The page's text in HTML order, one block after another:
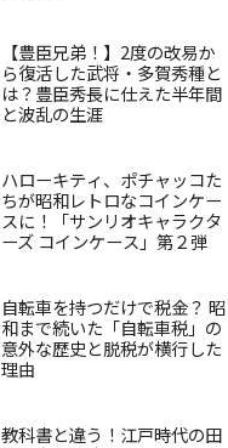
【豊臣兄弟！】2度の改易か
ら復活した武将・多賀秀種と
は？豊臣秀長に仕えた半年間
と波乱の生涯
ハローキティ、ポチャッコた
ちが昭和レトロなコインケー
スに！「サンリオキャラクタ
ーズ コインケース」第２弾
自転車を持つだけで税金？ 昭
和まで続いた「自転車税」の
意外な歴史と脱税が横行した
理由
教科書と違う！江戸時代の田